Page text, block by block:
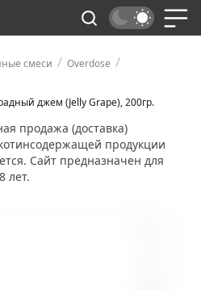
смеси / Overdose /
джем (Jelly Grape), 200гр.
продажа (доставка)
продукции
Сайт предназначен для
лет.